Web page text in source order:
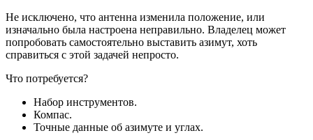
Не исключено, что антенна изменила положение, или
изначально была настроена неправильно. Владелец может
попробовать самостоятельно выставить азимут, хоть
справиться с этой задачей непросто.
Что потребуется?
Набор инструментов.
Компас.
Точные данные об азимуте и углах.